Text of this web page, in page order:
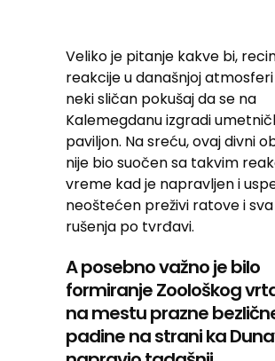
Veliko je pitanje kakve bi,
reakcije u današnjoj
neki sličan pokušaj da se na
Kalemegdanu izgradi
paviljon. Na sreću, ovaj divni
nije bio suočen sa takvim
vreme kad je napravljen i
neoštećen preživi ratove i
rušenja po tvrđavi.
A posebno važno je bilo
formiranje Zoološkog
na mestu prazne
padine na strani ka